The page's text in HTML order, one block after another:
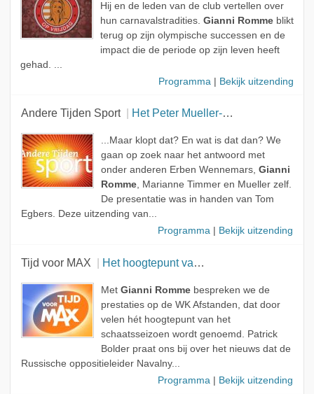
Onderwerp
Hij en de leden van de club vertellen over
hun carnavalstradities. Gianni Rommeblikt
terug op zijn olympische successen en de
impact die de periode op zijn leven heeft
gehad. ...
Programma
Bekijk uitzending
Andere Tijden Sport Het Peter Mueller-effect
...Maar klopt dat? En wat is dat dan? We
gaan op zoek naar het antwoord met
onder anderen Erben Wennemars, Gianni
Romme, Marianne Timmer en Mueller zelf.
De presentatie was in handen van Tom
Egbers. Deze uitzending van...
Programma
Bekijk uitzending
Tijd voor MAX Het hoogtepunt van het schaatsseizoen
Met Gianni Rommebespreken we de
prestaties op de WK Afstanden, dat door
velen hét hoogtepunt van het
schaatsseizoen wordt genoemd. Patrick
Bolder praat ons bij over het nieuws dat de
Russische oppositieleider Navalny...
Programma
Bekijk uitzending